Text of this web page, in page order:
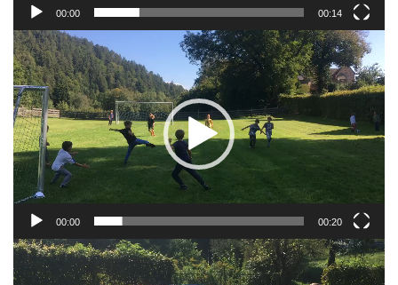
00:00 00:14
Video-
Player
00:00 00:20
Video-
Player